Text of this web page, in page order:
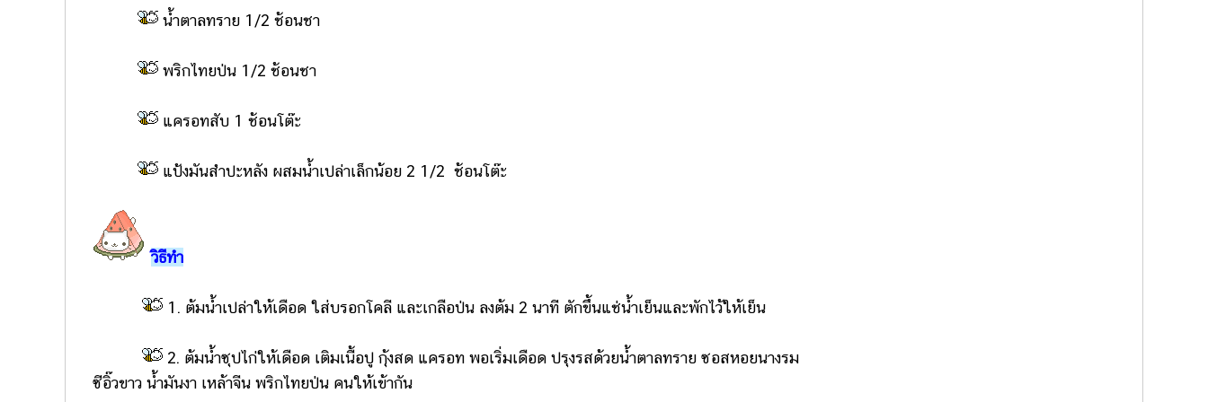
น้ำตาลทราย 1/2 ช้อนชา
พริกไทยป่น 1/2 ช้อนชา
แครอทสับ 1 ช้อนโต๊ะ
แป้งมันสำปะหลัง ผสมน้ำเปล่าเล็กน้อย 2 1/2 ช้อนโต๊ะ
วิธีทำ
1. ต้มน้ำเปล่าให้เดือด ใส่บรอกโคลี และเกลือป่น ลงต้ม 2 นาที ตักขึ้นแช่น้ำเย็นและพักไว้ให้เย็น
2. ต้มน้ำซุปไก่ให้เดือด เติมเนื้อปู กุ้งสด แครอท พอเริ่มเดือด ปรุงรสด้วยน้ำตาลทราย ซอสหอยนางรม
ซีอิ๊วขาว น้ำมันงา เหล้าจีน พริกไทยป่น คนให้เข้ากัน